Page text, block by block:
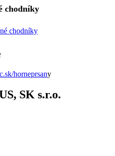
chodníky
horneprsany
SK s.r.o.